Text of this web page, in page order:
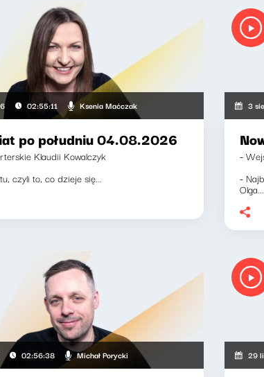
02:55:11 Ksenia Maćczak
po południu 04.08.2026
Klaudii Kowalczyk
czyli to, co dzieje się...
3
-
-
Olga...
02:56:38 Michał Porycki 29